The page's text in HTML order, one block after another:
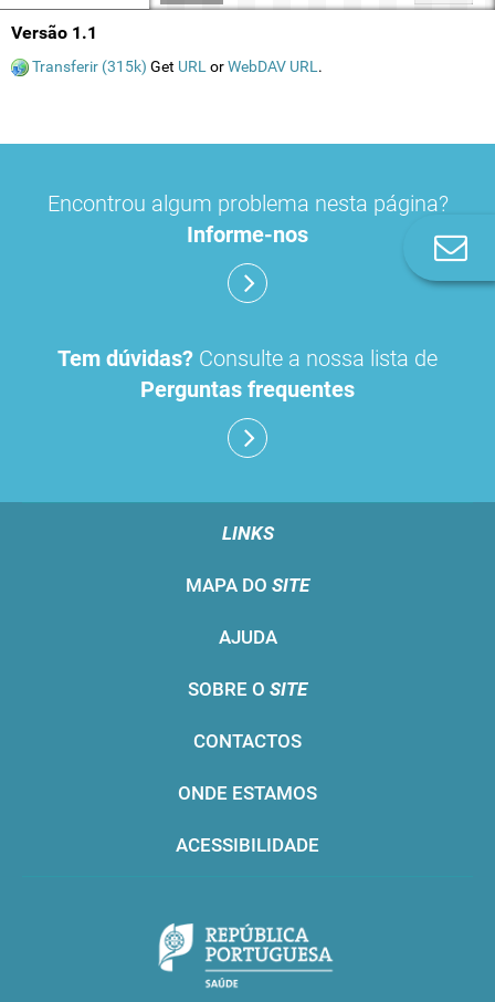
Versão 1.1
Transferir (315k) Get URL orWebDAV URL .
Encontrou algum problema nesta página?
Informe-nos
Tem dúvidas? Consulte a nossa lista de
Perguntas frequentes
LINKS
MAPA DO SITE
AJUDA
SOBRE O SITE
CONTACTOS
ONDE ESTAMOS
ACESSIBILIDADE